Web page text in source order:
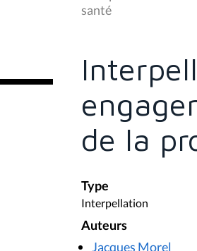
s
ê
:
santé
de la
Type
Interpellation
Auteurs
Jacques Morel